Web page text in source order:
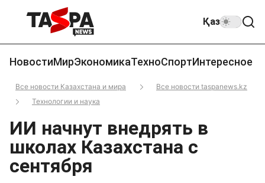
Қаз
НовостиМирЭкономикаТехноСпортИнтересное
Все новости Казахстана и мира
Все новости taspanews.kz
Технологии и наука
ИИ начнут внедрять в
школах Казахстана с
сентября